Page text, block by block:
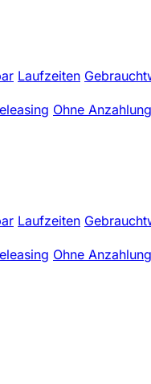
Laufzeiten
Ohne Anzahlung
Laufzeiten
Ohne Anzahlung